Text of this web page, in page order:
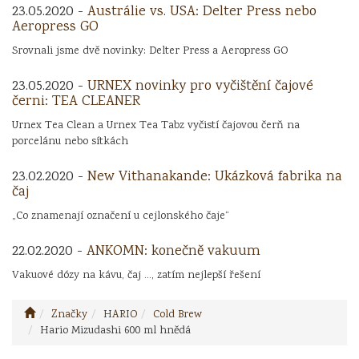
23.05.2020 - Austrálie vs. USA: Delter Press nebo
Aeropress GO
Srovnali jsme dvě novinky: Delter Press a Aeropress GO
23.05.2020 - URNEX novinky pro vyčištění čajové
černi: TEA CLEANER
Urnex Tea Clean a Urnex Tea Tabz vyčistí čajovou čerň na
porcelánu nebo sítkách
23.02.2020 - New Vithanakande: Ukázková fabrika na
čaj
„Co znamenají označení u cejlonského čaje“
22.02.2020 - ANKOMN: konečně vakuum
Vakuové dózy na kávu, čaj ..., zatím nejlepší řešení
Značky HARIO
Cold Brew
Hario Mizudashi 600 ml hnědá